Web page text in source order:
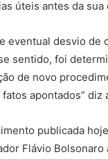
úteis antes da sua
eventual desvio de
sentido, foi
de novo
apontados” diz
publicada
Flávio Bolsonaro